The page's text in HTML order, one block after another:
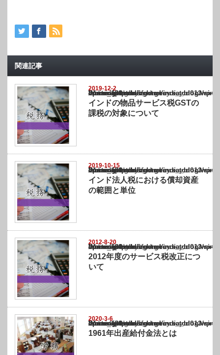
関連記事
2019-12-2
Warning
: Undefined array key "show_category" in
/home/netst/kuno-cpa.co.jp/public_html/india_blog/wp-content/themes/
on line183
インドの物品サービス税GSTの
課税の対象について
2019-10-15
Warning
: Undefined array key "show_category" in
/home/netst/kuno-cpa.co.jp/public_html/india_blog/wp-content/themes/
on line183
インド法人税における償却資産
の範囲と単位
2012-8-20
Warning
: Undefined array key "show_category" in
/home/netst/kuno-cpa.co.jp/public_html/india_blog/wp-content/themes/
on line183
2012年度のサービス税改正につ
いて
2020-3-6
Warning
: Undefined array key "show_category" in
/home/netst/kuno-cpa.co.jp/public_html/india_blog/wp-content/themes/
on line183
1961年出産給付金法とは